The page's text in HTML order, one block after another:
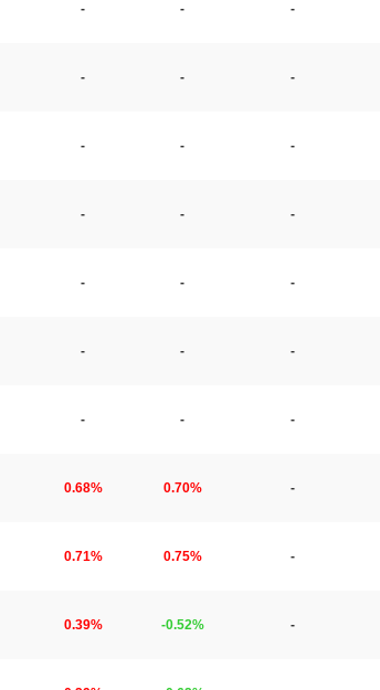
- - -
- - -
- - -
- - -
- - -
- - -
- - -
0.68% 0.70% -
0.71% 0.75% -
0.39% -0.52% -